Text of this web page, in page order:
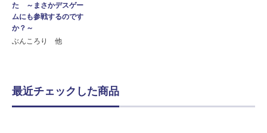
た ～まさかデスゲー
ムにも参戦するのです
か？～
ぶんころり 他
最近チェックした商品